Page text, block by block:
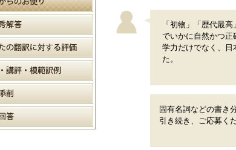
「初物」「歴代最
でいかに自然かつ正
学力だけでなく、日
た。
固有名詞などの書き
引き続き、ご応募く